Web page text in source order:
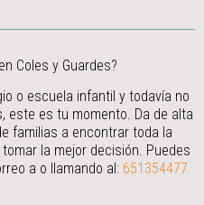
Coles y Guardes?
o escuela infantil y todavía no
este es tu momento. Da de alta
familias a encontrar toda la
la mejor decisión. Puedes
a o llamando al: 651354477